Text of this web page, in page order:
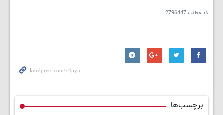
کد مطلب2796447
برچسب‌ها